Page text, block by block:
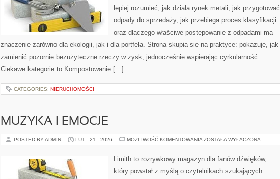
lepiej rozumieć, jak działa rynek metali, jak przygotować
odpady do sprzedaży, jak przebiega proces klasyfikacji
oraz dlaczego właściwe postępowanie z odpadami ma
znaczenie zarówno dla ekologii, jak i dla portfela. Strona skupia się na praktyce: pokazuje, jak
zamienić pozornie bezużyteczne rzeczy w zysk, jednocześnie wspierając cyrkularność.
Ciekawe kategorie to Kompostowanie […]
CATEGORIES: NIERUCHOMOŚCI
MUZYKA I EMOCJE
POSTED BY ADMIN LUT - 21 - 2026 MOŻLIWOŚĆ KOMENTOWANIA MUZYKA
ZOSTAŁA WYŁĄCZONA
Limith to rozrywkowy magazyn dla fanów dźwięków,
który powstał z myślą o czytelnikach szukających